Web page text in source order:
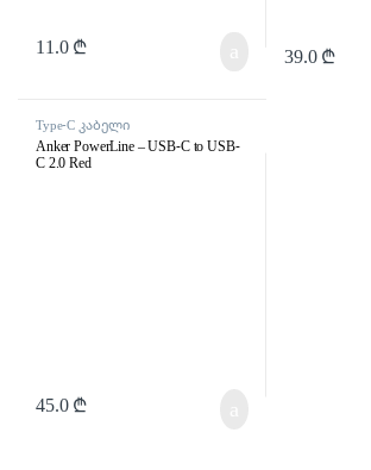
11.0₾ 39.0₾
Type-C კაბელი
Anker PowerLine – USB-C to USB-
C 2.0 Red
45.0₾